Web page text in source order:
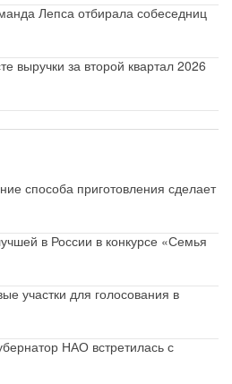
Лепса отбирала собеседниц
выручки за второй квартал 2026
способа приготовления сделает
в России в конкурсе «Семья
участки для голосования в
НАО встретилась с